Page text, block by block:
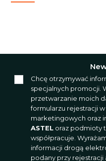
Chcę otrzymywać
specjalnych promocji.
przetwarzanie moich
formularzu rejestracji
marketingowych oraz
ASTEL oraz podmioty
współpracuje.
informacji drogą
podany przy rejestracji